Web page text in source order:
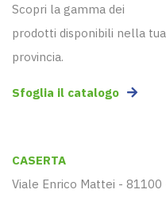
Scopri la gamma dei
prodotti disponibili nella tua
provincia.
Sfoglia il catalogo
CASERTA
Viale Enrico Mattei - 81100